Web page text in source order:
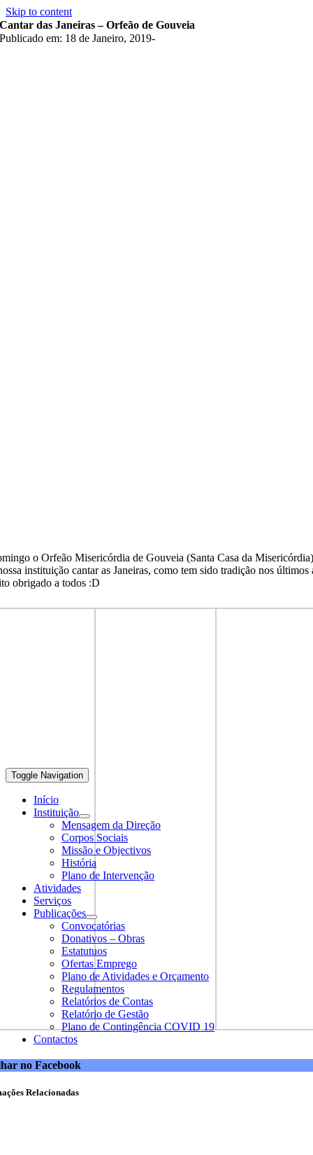
Skip to content
Toggle Navigation
Início
Instituição
Mensagem da Direção
Corpos Sociais
Missão e Objectivos
História
Plano de Intervenção
Atividades
Serviços
Publicações
Convocatórias
Donativos – Obras
Estatutuos
Ofertas Emprego
Plano de Atividades e Orçamento
Regulamentos
Relatórios de Contas
Relatório de Gestão
Plano de Contingência COVID 19
Contactos
Cantar das Janeiras – Orfeão de Gouveia
Publicado em: 18 de Janeiro, 2019-
o Orfeão Misericórdia de Gouveia (Santa Casa da
instituição cantar as Janeiras, como tem sido tradição nos últimos
obrigado a todos :D
no Facebook
Relacionadas